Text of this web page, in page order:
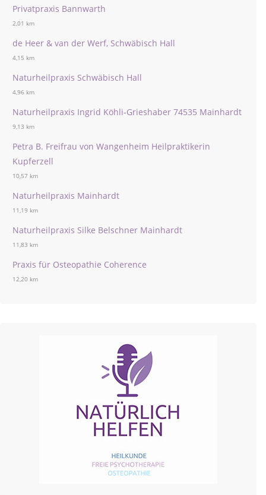
Privatpraxis Bannwarth
2,01 km
de Heer & van der Werf, Schwäbisch Hall
4,15 km
Naturheilpraxis Schwäbisch Hall
4,96 km
Naturheilpraxis Ingrid Köhli-Grieshaber 74535 Mainhardt
9,13 km
Petra B. Freifrau von Wangenheim Heilpraktikerin
Kupferzell
10,57 km
Naturheilpraxis Mainhardt
11,19 km
Naturheilpraxis Silke Belschner Mainhardt
11,83 km
Praxis für Osteopathie Coherence
12,20 km